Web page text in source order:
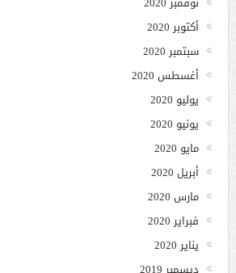
أكتوبر 2020
سبتمبر 2020
أغسطس 2020
يوليو 2020
يونيو 2020
مايو 2020
أبريل 2020
مارس 2020
فبراير 2020
يناير 2020
ديسمبر 2019